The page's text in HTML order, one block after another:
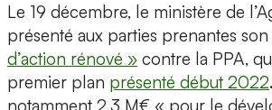
Le 19 décembre, le ministère de
présenté aux parties prenantes son
d’action rénové » contre la PPA,
premier plan présenté début 2022
notamment 2,3 M€ « pour le